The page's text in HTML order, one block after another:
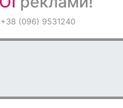
(096) 9531240